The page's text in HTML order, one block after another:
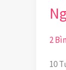
2
10